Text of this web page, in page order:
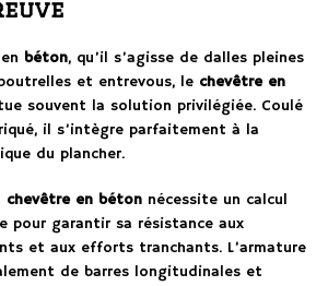
béton, qu’il s’agisse de dalles pleines
et entrevous, le chevêtre en
souvent la solution privilégiée. Coulé
il s’intègre parfaitement à la
du plancher.
chevêtre en béton nécessite un calcul
pour garantir sa résistance aux
et aux efforts tranchants. L’armature
de barres longitudinales et